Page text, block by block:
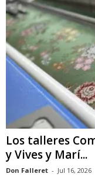
Los talleres
y Vives y Marí...
Don Falleret - Jul 16, 2026